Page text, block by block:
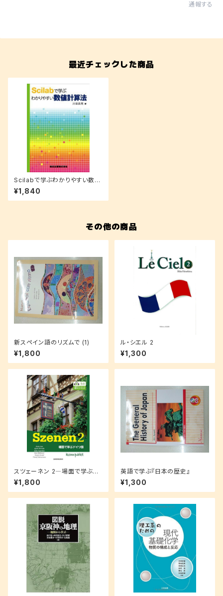
通報する
最近チェックした商品
Scilabで学ぶわかりやすい数値
計算法
¥1,840
その他の商品
新スペイン語のリズムで (1)
¥1,800
ル・シエル 2
¥1,300
スツェーネン 2―場面で学ぶド
イツ語 コンパクト
¥1,800
英語で学ぶ『日本の歴史』
¥1,300